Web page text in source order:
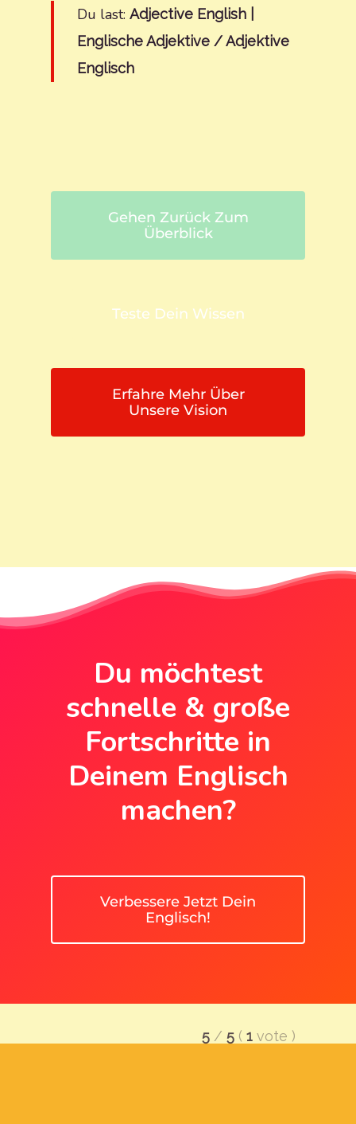
Du last: Adjective English |
Englische Adjektive / Adjektive
Englisch
Gehen Zurück Zum
Überblick
Teste Dein Wissen
Erfahre Mehr Über
Unsere Vision
Du möchtest
schnelle & große
Fortschritte in
Deinem Englisch
machen?
Verbessere Jetzt Dein
Englisch!
5 / 5 ( 1 vote )